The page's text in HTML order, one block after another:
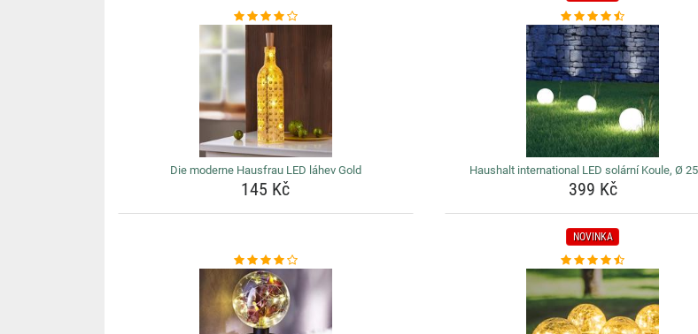
Die moderne Hausfrau LED láhev Gold
145 Kč
Haushalt international LED solární Koule, Ø
399 Kč
NOVINKA